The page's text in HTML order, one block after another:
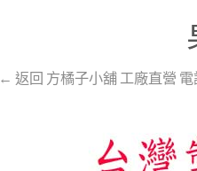
← 返回 方橘子小舖 工廠直營